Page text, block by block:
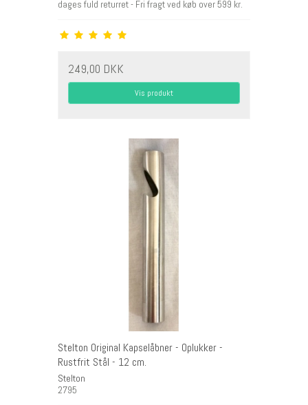
dages fuld returret - Fri fragt ved køb over 599 kr.
249,00 DKK
Vis produkt
Stelton Original Kapselåbner - Oplukker -
Rustfrit Stål - 12 cm.
Stelton
2795